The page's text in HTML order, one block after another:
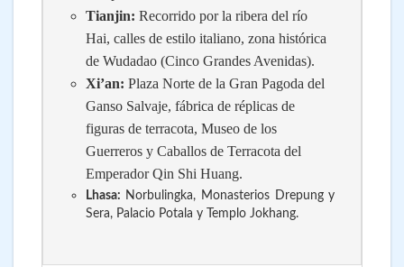
Tianjin: Recorrido por la ribera del río
Hai, calles de estilo italiano, zona histórica
de Wudadao (Cinco Grandes Avenidas).
Xi’an: Plaza Norte de la Gran Pagoda del
Ganso Salvaje, fábrica de réplicas de
figuras de terracota, Museo de los
Guerreros y Caballos de Terracota del
Emperador Qin Shi Huang.
Lhasa: Norbulingka, Monasterios Drepung y
Sera, Palacio Potala y Templo Jokhang.